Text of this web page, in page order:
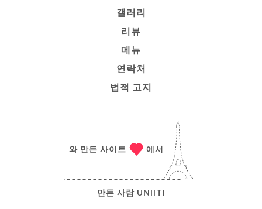
갤러리
리뷰
메뉴
연락처
법적 고지
와 만든 사이트 에서
만든 사람 UNIITI